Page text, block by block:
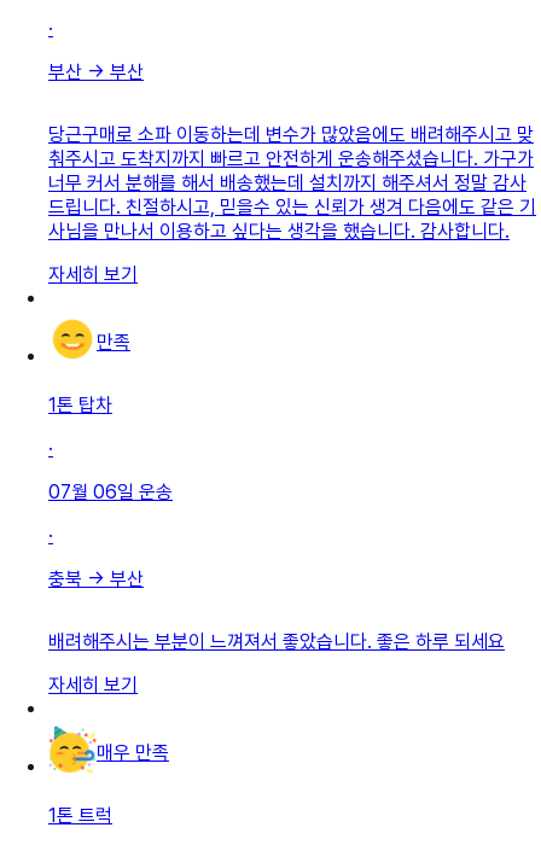
·
부산 → 부산
당근구매로 소파 이동하는데 변수가 많았음에도 배려해주시고 맞
춰주시고 도착지까지 빠르고 안전하게 운송해주셨습니다. 가구가
너무 커서 분해를 해서 배송했는데 설치까지 해주셔서 정말 감사
드립니다. 친절하시고, 믿을수 있는 신뢰가 생겨 다음에도 같은 기
사님을 만나서 이용하고 싶다는 생각을 했습니다. 감사합니다.
자세히 보기
만족
1톤 탑차
·
07월 06일 운송
·
충북 → 부산
배려해주시는 부분이 느껴져서 좋았습니다. 좋은 하루 되세요
자세히 보기
매우 만족
1톤 트럭